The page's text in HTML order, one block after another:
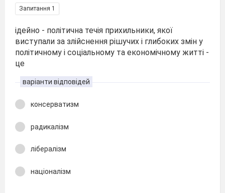
Запитання 1
ідейно - політична течія прихильники, якої
виступали за злійснення рішучих і глибоких змін у
політичному і соціальному та економічному житті -
це
варіанти відповідей
консерватизм
радикалізм
лібералізм
націоналізм